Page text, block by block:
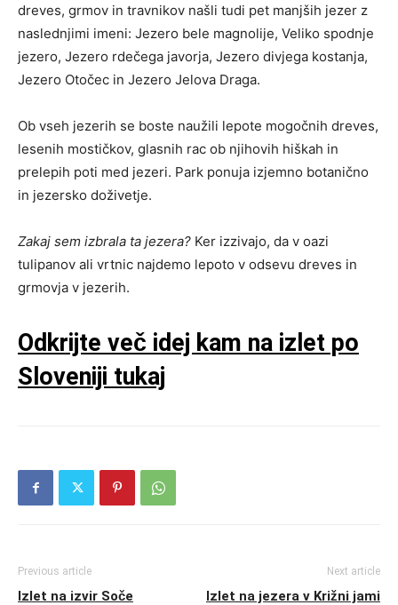
dreves, grmov in travnikov našli tudi pet manjših jezer z
naslednjimi imeni: Jezero bele magnolije, Veliko spodnje
jezero, Jezero rdečega javorja, Jezero divjega kostanja,
Jezero Otočec in Jezero Jelova Draga.
Ob vseh jezerih se boste naužili lepote mogočnih dreves,
lesenih mostičkov, glasnih rac ob njihovih hiškah in
prelepih poti med jezeri. Park ponuja izjemno botanično
in jezersko doživetje.
Zakaj sem izbrala ta jezera? Ker izzivajo, da v oazi
tulipanov ali vrtnic najdemo lepoto v odsevu dreves in
grmovja v jezerih.
Odkrijte več idej kam na izlet po
Sloveniji tukaj
Previous article
Izlet na izvir Soče
Next article
Izlet na jezera v Križni jami